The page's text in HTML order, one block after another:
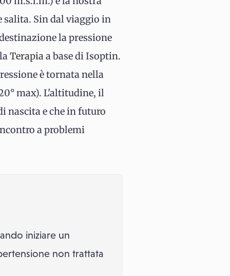
salita. Sin dal viaggio in
la pressione
Terapiaa base di Isoptin.
è tornata nella
max). L'altitudine, il
nascita e che in futuro
a problemi
iniziare un
non trattata